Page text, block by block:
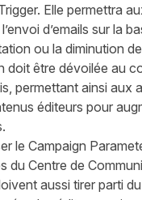
Elle permettra
d’emails sur la
ou la diminution
doit être dévoilée au
permettant ainsi aux
éditeurs pour
le Campaign
du Centre de
aussi tirer parti du